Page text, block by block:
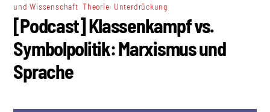
und Wissenschaft ,Theorie Unterdrückung
[Podcast] Klassenkampf vs.
Symbolpolitik: Marxismus und
Sprache